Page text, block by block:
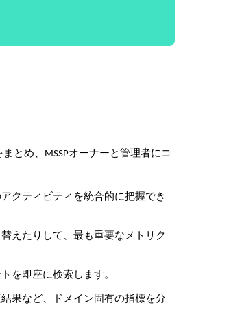
とめ、MSSPオーナーと管理者にコ
クティビティを統合的に把握でき
えたりして、最も重要なメトリク
を即座に検索します。
果など、ドメイン固有の指標を分